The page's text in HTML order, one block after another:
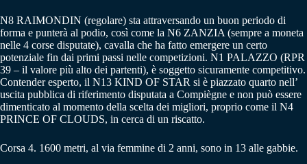
N8 RAIMONDIN (regolare) sta attraversando un buon periodo di
forma e punterà al podio, così come la N6 ZANZIA (sempre a moneta
nelle 4 corse disputate), cavalla che ha fatto emergere un certo
potenziale fin dai primi passi nelle competizioni. N1 PALAZZO (RPR
39 – il valore più alto dei partenti), è soggetto sicuramente competitivo.
Contender esperto, il N13 KIND OF STAR si è piazzato quarto nell’
uscita pubblica di riferimento disputata a Compiègne e non può essere
dimenticato al momento della scelta dei migliori, proprio come il N4
PRINCE OF CLOUDS, in cerca di un riscatto.
Corsa 4. 1600 metri, al via femmine di 2 anni, sono in 13 alle gabbie.